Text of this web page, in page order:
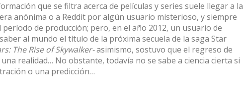
que se filtra acerca de películas y series suele llegar a la
anónima o a Reddit por algún usuario misterioso, y siempre
período de producción; pero, en el año 2012, un usuario de
al mundo el título de la próxima secuela de la saga Star
The Rise of Skywalker-asimismo, sostuvo que el regreso de
realidad… No obstante, todavía no se sabe a ciencia cierta si
o una predicción…